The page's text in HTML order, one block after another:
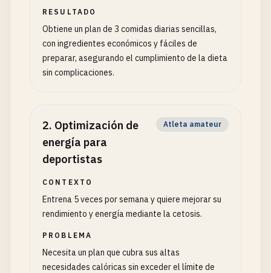
RESULTADO
Obtiene un plan de 3 comidas diarias sencillas,
con ingredientes económicos y fáciles de
preparar, asegurando el cumplimiento de la dieta
sin complicaciones.
2. Optimización de
energía para
deportistas
Atleta amateur
CONTEXTO
Entrena 5 veces por semana y quiere mejorar su
rendimiento y energía mediante la cetosis.
PROBLEMA
Necesita un plan que cubra sus altas
necesidades calóricas sin exceder el límite de